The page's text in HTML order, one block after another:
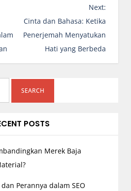
Next:
Cinta dan Bahasa: Ketika
Penerjemah Menyatukan
Hati yang Berbeda
POSTS
Merek Baja
Perannya dalam SEO